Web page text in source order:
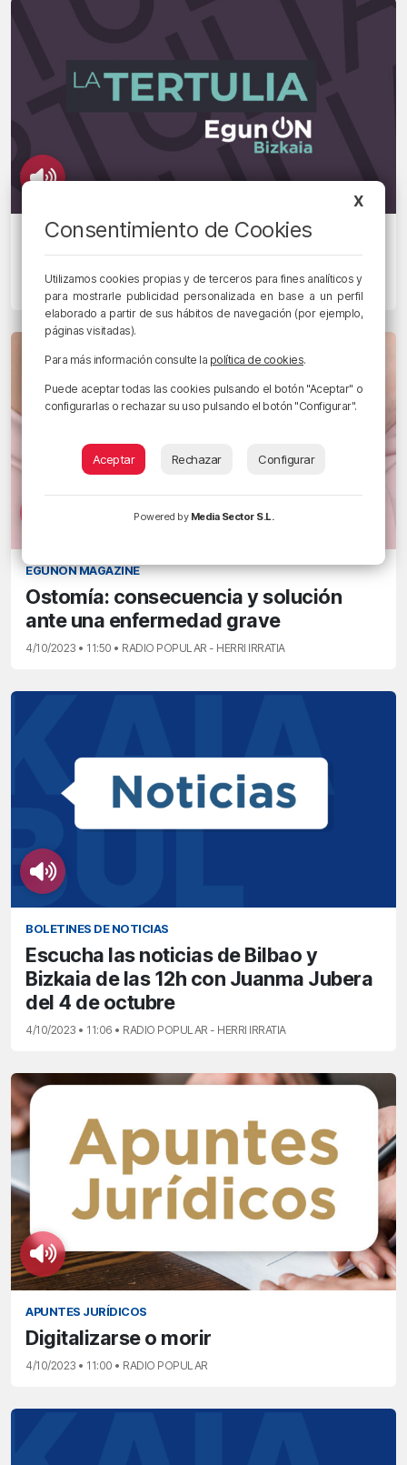
LA TERTULIA
Política con mayúsculas
4/10/2023 • 11:51 • RADIO POPULAR
EGUNON MAGAZINE
Ostomía: consecuencia y solución
ante una enfermedad grave
4/10/2023 • 11:50 • RADIO POPULAR - HERRI IRRATIA
BOLETINES DE NOTICIAS
Escucha las noticias de Bilbao y
Bizkaia de las 12h con Juanma Jubera
del 4 de octubre
4/10/2023 • 11:06 • RADIO POPULAR - HERRI IRRATIA
APUNTES JURÍDICOS
Digitalizarse o morir
4/10/2023 • 11:00 • RADIO POPULAR
X
Consentimiento de Cookies
Utilizamos cookies propias y de terceros para fines analíticos y
para mostrarle publicidad personalizada en base a un perfil
elaborado a partir de sus hábitos de navegación (por ejemplo,
páginas visitadas).
Para más información consulte la política de cookies.
Puede aceptar todas las cookies pulsando el botón "Aceptar" o
configurarlas o rechazar su uso pulsando el botón "Configurar".
Aceptar Rechazar Configurar
Powered by Media Sector S.L.